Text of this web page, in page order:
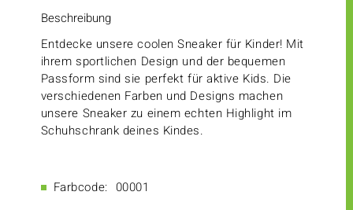
Beschreibung
Entdecke unsere coolen Sneaker für Kinder! Mit
ihrem sportlichen Design und der bequemen
Passform sind sie perfekt für aktive Kids. Die
verschiedenen Farben und Designs machen
unsere Sneaker zu einem echten Highlight im
Schuhschrank deines Kindes.
Farbcode: 00001